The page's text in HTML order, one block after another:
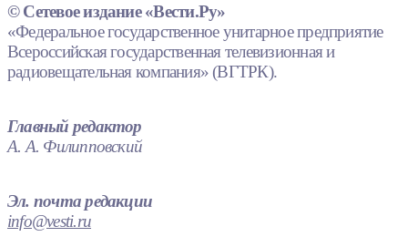
© Сетевое издание «Вести.Ру»
«Федеральное государственное унитарное предприятие
Всероссийская государственная телевизионная и
радиовещательная компания» (ВГТРК).
Главный редактор
А. А. Филипповский
Эл. почта редакции
info@vesti.ru